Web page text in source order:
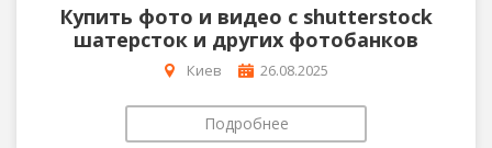
Купить фото и видео с shutterstock
шатерсток и других фотобанков
Киев 26.08.2025
Подробнее